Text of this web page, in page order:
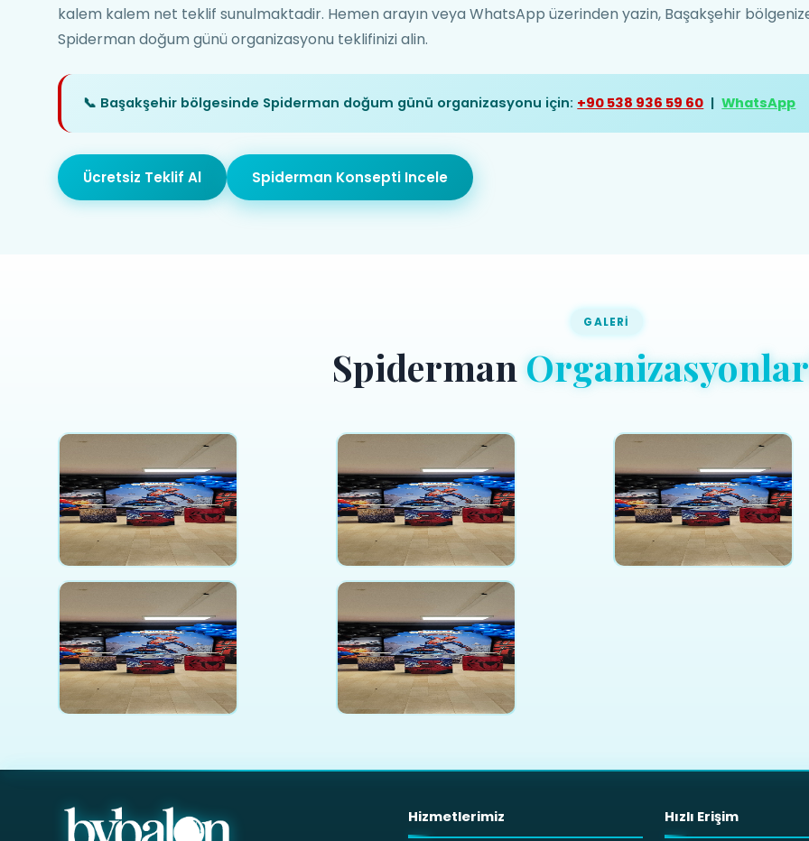
kalem kalem net teklif sunulmaktadir. Hemen arayın veya WhatsApp üzerinden yazin, Başakşehir
Spiderman doğum günü organizasyonu teklifinizi alin.
📞 Başakşehir bölgesinde Spiderman doğum günü organizasyonu için: +90 538 936 59 60 |WhatsApp
Ücretsiz Teklif Al Spiderman Konsepti Incele
GALERI
Spiderman
Hizmetlerimiz Hızlı Erişim